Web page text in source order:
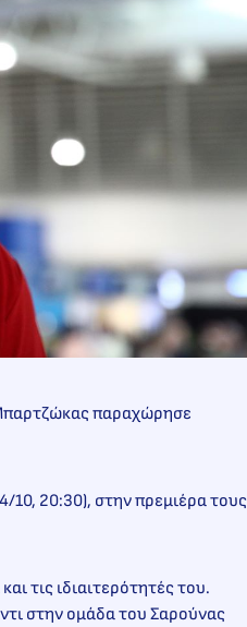
παραχώρησε
10, 20:30), στην πρεμιέρα τους
τις ιδιαιτερότητές του.
στην ομάδα του Σαρούνας